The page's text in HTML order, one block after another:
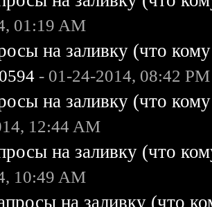
01:19 AM
на заливку (что
- 01-24-2014, 08:42 PM
на заливку (что
12:44 AM
на заливку (что
10:49 AM
на заливку (что